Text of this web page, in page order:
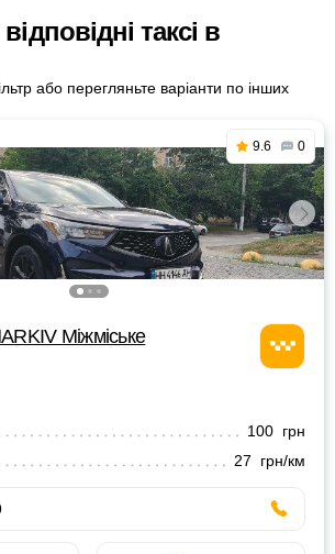
таксі в
або перегляньте варіанти по інших
9.6 0
Міжміське
100 грн
27 грн/км